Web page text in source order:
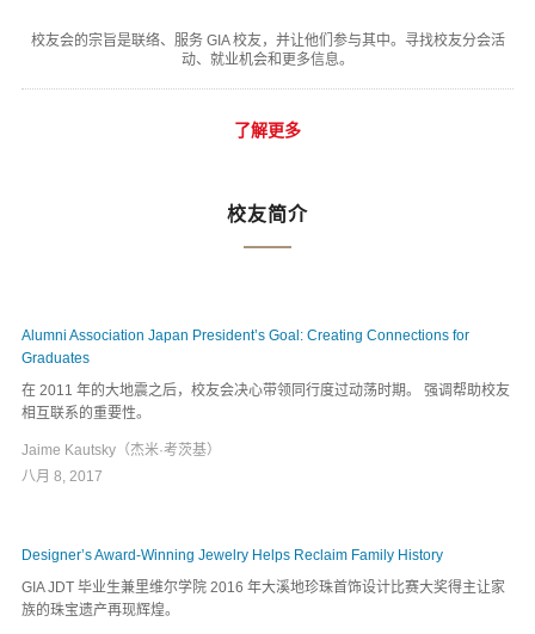
校友会的宗旨是联络、服务 GIA 校友，并让他们参与其中。寻找校友分会活
动、就业机会和更多信息。
了解更多
校友简介
Alumni Association Japan President’s Goal: Creating Connections for
Graduates
在 2011 年的大地震之后，校友会决心带领同行度过动荡时期。 强调帮助校友
相互联系的重要性。
Jaime Kautsky（杰米·考茨基）
八月 8, 2017
Designer’s Award-Winning Jewelry Helps Reclaim Family History
GIA JDT 毕业生兼里维尔学院 2016 年大溪地珍珠首饰设计比赛大奖得主让家
族的珠宝遗产再现辉煌。